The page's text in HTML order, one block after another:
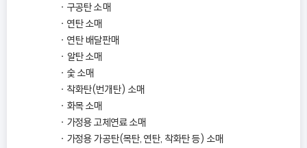
구공탄 소매
연탄 소매
연탄 배달판매
알탄 소매
숯 소매
착화탄(번개탄) 소매
화목 소매
가정용 고체연료 소매
가정용 가공탄(목탄, 연탄, 착화탄 등) 소매